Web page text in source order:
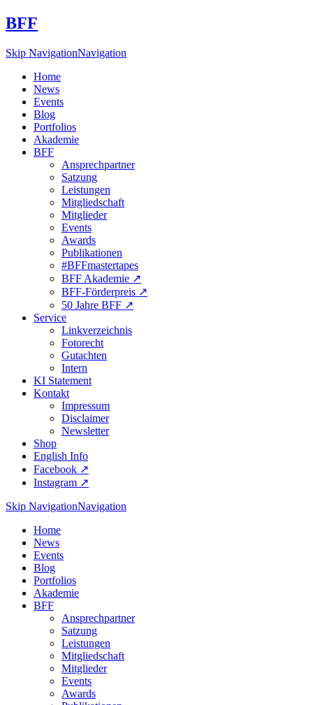
BFF
Skip NavigationNavigation
Home
News
Events
Blog
Portfolios
Akademie
BFF
Ansprechpartner
Satzung
Leistungen
Mitgliedschaft
Mitglieder
Events
Awards
Publikationen
#BFFmastertapes
BFF Akademie ↗︎
BFF-Förderpreis ↗︎
50 Jahre BFF ↗︎
Service
Linkverzeichnis
Fotorecht
Gutachten
Intern
KI Statement
Kontakt
Impressum
Disclaimer
Newsletter
Shop
English Info
Facebook ↗︎
Instagram ↗︎
Skip NavigationNavigation
Home
News
Events
Blog
Portfolios
Akademie
BFF
Ansprechpartner
Satzung
Leistungen
Mitgliedschaft
Mitglieder
Events
Awards